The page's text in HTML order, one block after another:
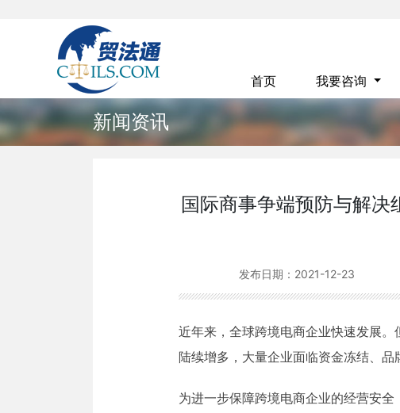
首页 我要咨询
新闻资讯
国际商事争端预防与解
发布日期： 2021-12-23
近年来，全球跨境电商企业快速发展
陆续增多，大量企业面临资金冻结、品
为进一步保障跨境电商企业的经营安